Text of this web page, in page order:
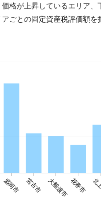
格が上昇しているエリア、
アごとの固定資産税評価額を
盛岡市 宮古市 大船渡市 花巻市 北